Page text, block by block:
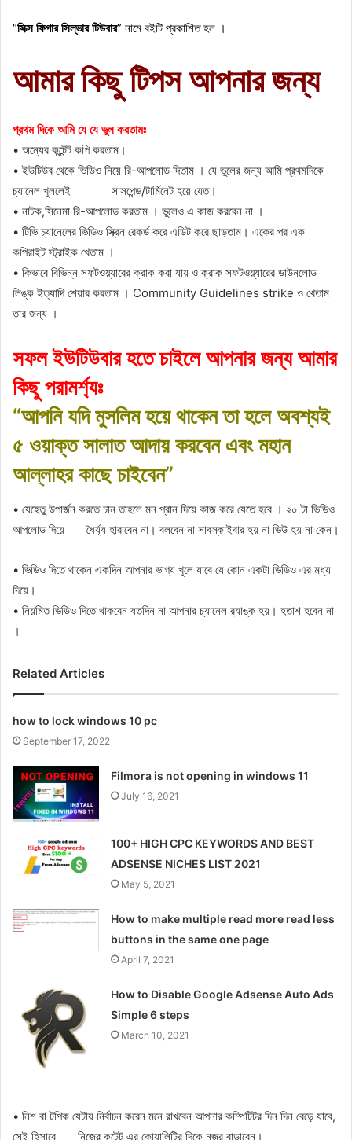
“সিক্স ফিগার সিল্ভার টিউবার” নামে বইটি প্রকাশিত হল ।
আমার কিছু টিপস আপনার জন্য
প্রথম দিকে আমি যে যে ভুল করতামঃ
• অন্যের কন্টেন্ট কপি করতাম।
• ইউটিউব থেকে ভিডিও নিয়ে রি-আপলোড দিতাম । যে ভুলের জন্য আমি প্রথমদিকে
চ্যানেল খুললেই সাসপেন্ড/টার্মিনেট হয়ে যেত।
• নাটক,সিনেমা রি-আপলোড করতাম । ভুলেও এ কাজ করবেন না ।
• টিভি চ্যানেলের ভিডিও স্ক্রিন রেকর্ড করে এডিট করে ছাড়তাম। একের পর এক
কপিরাইট স্ট্রাইক খেতাম ।
• কিভাবে বিভিন্ন সফটওয়্যারের ক্রাক করা যায় ও ক্রাক সফটওয়্যারের ডাউনলোড
লিঙ্ক ইত্যাদি শেয়ার করতাম । Community Guidelines strike ও খেতাম
তার জন্য ।
সফল ইউটিউবার হতে চাইলে আপনার জন্য আমার
কিছু পরামর্শ্যঃ
“আপনি যদি মুসলিম হয়ে থাকেন তা হলে অবশ্যই
৫ ওয়াক্ত সালাত আদায় করবেন এবং মহান
আল্লাহর কাছে চাইবেন”
• যেহেতু উপার্জন করতে চান তাহলে মন প্রান দিয়ে কাজ করে যেতে হবে । ২০ টা ভিডিও
আপলোড দিয়ে ধৈর্য্য হারাবেন না। বলবেন না সাবস্কাইবার হয় না ভিউ হয় না কেন।
• ভিডিও দিতে থাকেন একদিন আপনার ভাগ্য খুলে যাবে যে কোন একটা ভিডিও এর মধ্য
দিয়ে।
• নিয়মিত ভিডিও দিতে থাকবেন যতদিন না আপনার চ্যানেল র‍্যাঙ্ক হয়। হতাশ হবেন না
।
Related Articles
how to lock windows 10 pc
September 17, 2022
Filmora is not opening in windows 11
July 16, 2021
100+ HIGH CPC KEYWORDS AND BEST
ADSENSE NICHES LIST 2021
May 5, 2021
How to make multiple read more read less
buttons in the same one page
April 7, 2021
How to Disable Google Adsense Auto Ads
Simple 6 steps
March 10, 2021
• নিশ বা টপিক যেটায় নির্বাচন করেন মনে রাখবেন আপনার কম্পিটিটর দিন দিন বেড়ে যাবে,
সেই হিসাবে নিজের কন্টেন্ট এর কোয়ালিটির দিকে নজর বাড়াবেন।